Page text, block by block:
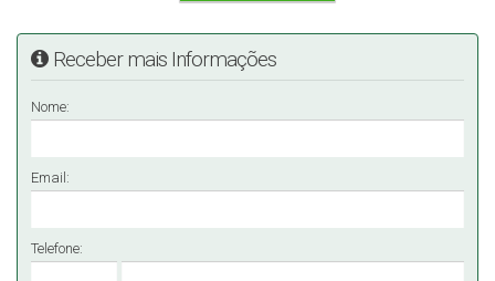
Receber mais Informações
Nome:
Email:
Telefone: